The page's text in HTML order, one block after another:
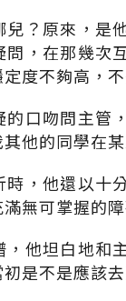
兒？原來，是
問，在那幾次
度不夠高，
的口吻問主管
他的同學在
時，他還以十
滿無可掌握的
，他坦白地和
是不是應該